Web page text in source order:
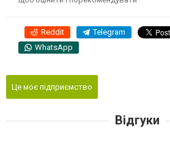
Reddit Telegram
WhatsApp
Це моє підприємство
Відгуки